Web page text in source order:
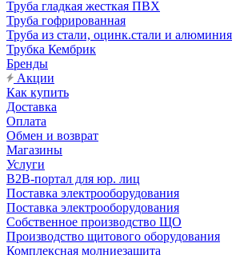
Труба гладкая жесткая ПВХ
Труба гофрированная
Труба из стали, оцинк.стали и алюминия
Трубка Кембрик
Бренды
Акции
Как купить
Доставка
Оплата
Обмен и возврат
Магазины
Услуги
B2B-портал для юр. лиц
Поставка электрооборудования
Поставка электрооборудования
Собственное производство ЩО
Производство щитового оборудования
Комплексная молниезащита